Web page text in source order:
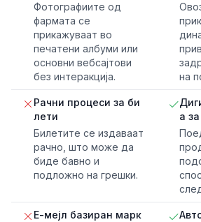
Фотографиите од
фармата се
прикажуваат во
печатени албуми или
основни вебсајтови
без интеракција.
на
Рачни процеси за би
лети
Билетите се издаваат
рачно, што може да
биде бавно и
подложно на грешки.
а
Е-мејл базиран марк